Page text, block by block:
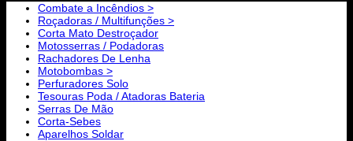
Combate a Incêndios >
Roçadoras / Multifunções >
Corta Mato Destroçador
Motosserras / Podadoras
Rachadores De Lenha
Motobombas >
Perfuradores Solo
Tesouras Poda / Atadoras Bateria
Serras De Mão
Corta-Sebes
Aparelhos Soldar